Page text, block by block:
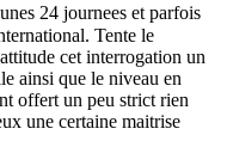
24 journees et parfois
Tente le
cet interrogation un
ainsi que le niveau en
offert un peu strict rien
une certaine maitrise